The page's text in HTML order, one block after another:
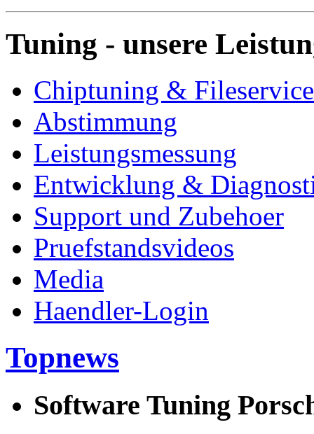
Tuning - unsere
Chiptuning & Fileservice
Abstimmung
Leistungsmessung
Entwicklung &
Support und Zubehoer
Pruefstandsvideos
Media
Haendler-Login
Topnews
Software Tuning